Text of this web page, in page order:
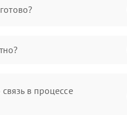
в процессе